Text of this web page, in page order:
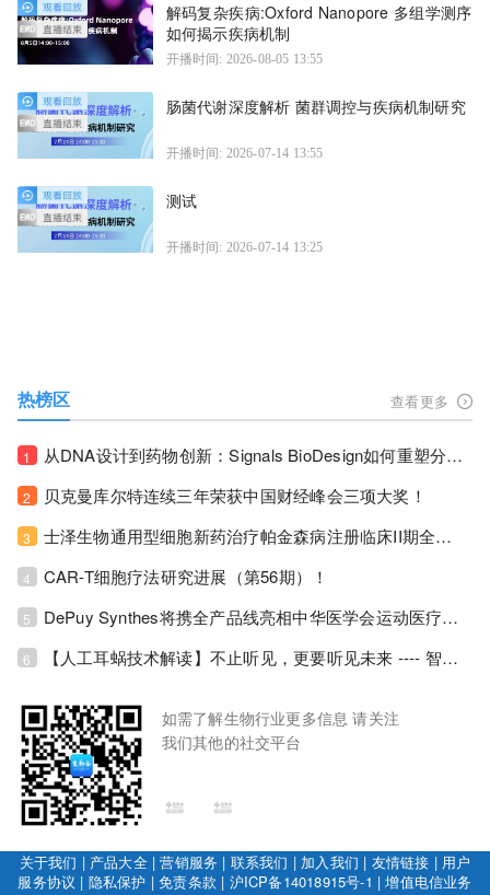
解码复杂疾病:Oxford Nanopore 多组学测序
如何揭示疾病机制
开播时间: 2026-08-05 13:55
肠菌代谢深度解析 菌群调控与疾病机制研究
开播时间: 2026-07-14 13:55
测试
开播时间: 2026-07-14 13:25
热榜区 查看更多
1 从DNA设计到药物创新：Signals BioDesign如何重塑分子生物学研发生态！
2 贝克曼库尔特连续三年荣获中国财经峰会三项大奖！
3 士泽生物通用型细胞新药治疗帕金森病注册临床II期全部入组完成！
4 CAR-T细胞疗法研究进展（第56期）！
5 DePuy Synthes将携全产品线亮相中华医学会运动医疗分会大会，加码布局中国运动医学创新赛道！
6 【人工耳蜗技术解读】不止听见，更要听见未来 ---- 智能耳蜗，开启人工耳蜗技术新纪元！
如需了解生物行业更多信息 请关注
我们其他的社交平台
关于我们 | 产品大全|营销服务 | 联系我们 | 加入我们 | 友情链接 | 用户
服务协议 | 隐私保护 |免责条款 | 沪ICP备14018915号-1 |增值电信业务